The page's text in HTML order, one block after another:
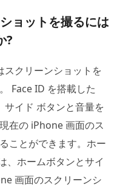
ョットを撮るには
?
クリーンショットを
Face ID を搭載した
イド ボタンと音量を
在の iPhone 画面のス
ことができます。ホー
、ホームボタンとサイ
画面のスクリーンシ